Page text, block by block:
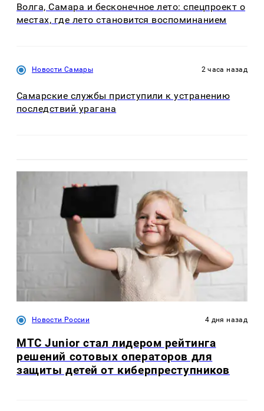
Волга, Самара и бесконечное лето: спецпроект о
местах, где лето становится воспоминанием
Новости Самары 2 часа назад
Самарские службы приступили к устранению
последствий урагана
Новости России 4 дня назад
МТС Junior стал лидером рейтинга
решений сотовых операторов для
защиты детей от киберпреступников